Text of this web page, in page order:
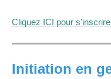
Cliquez ICI pour
Initiation en